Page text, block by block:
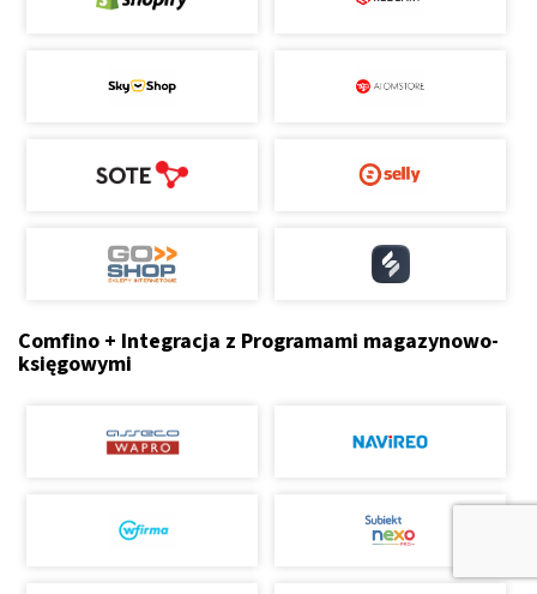
Comfino + Integracja z Programami magazynowo-
księgowymi